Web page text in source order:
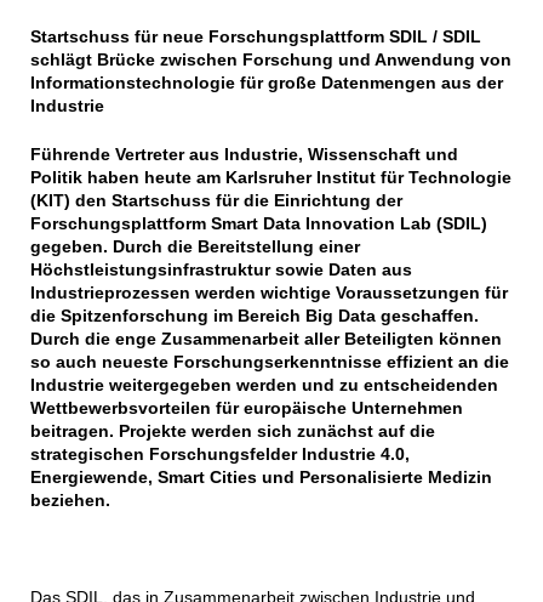
Startschuss für neue Forschungsplattform SDIL / SDIL
schlägt Brücke zwischen Forschung und Anwendung von
Informationstechnologie für große Datenmengen aus der
Industrie
Führende Vertreter aus Industrie, Wissenschaft und
Politik haben heute am Karlsruher Institut für Technologie
(KIT) den Startschuss für die Einrichtung der
Forschungsplattform Smart Data Innovation Lab (SDIL)
gegeben. Durch die Bereitstellung einer
Höchstleistungsinfrastruktur sowie Daten aus
Industrieprozessen werden wichtige Voraussetzungen für
die Spitzenforschung im Bereich Big Data geschaffen.
Durch die enge Zusammenarbeit aller Beteiligten können
so auch neueste Forschungserkenntnisse effizient an die
Industrie weitergegeben werden und zu entscheidenden
Wettbewerbsvorteilen für europäische Unternehmen
beitragen. Projekte werden sich zunächst auf die
strategischen Forschungsfelder Industrie 4.0,
Energiewende, Smart Cities und Personalisierte Medizin
beziehen.
Das SDIL, das in Zusammenarbeit zwischen Industrie und